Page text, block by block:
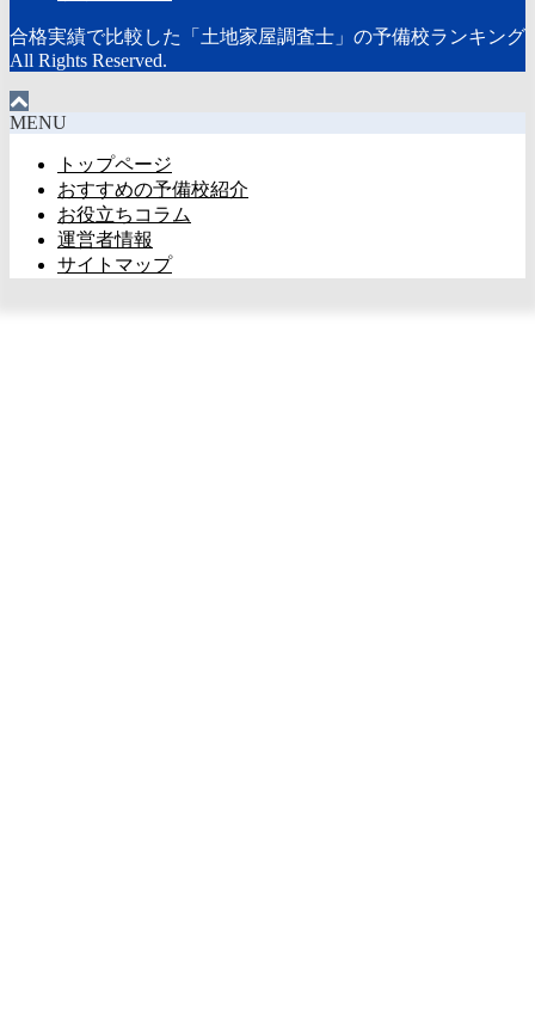
合格実績で比較した「土地家屋調査士」の予備校ランキング
All Rights Reserved.
MENU
トップページ
おすすめの予備校紹介
お役立ちコラム
運営者情報
サイトマップ